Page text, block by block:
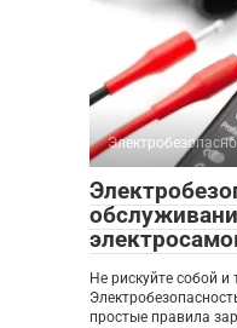
Не рискуйте собой и
простые правила